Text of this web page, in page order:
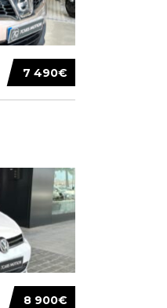
7 490€
8 900€